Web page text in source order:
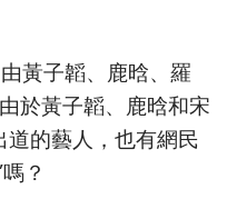
黃子韜、鹿晗、羅
於黃子韜、鹿晗和宋
道的藝人，也有網民
？